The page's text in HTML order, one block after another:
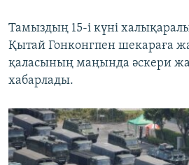
Тамыздың 15-і күні
Қытай Гонконгпен шекараға
қаласының маңында әскери
хабарлады.